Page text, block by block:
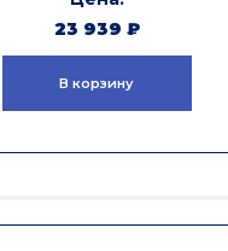
23 939 ₽
В корзину